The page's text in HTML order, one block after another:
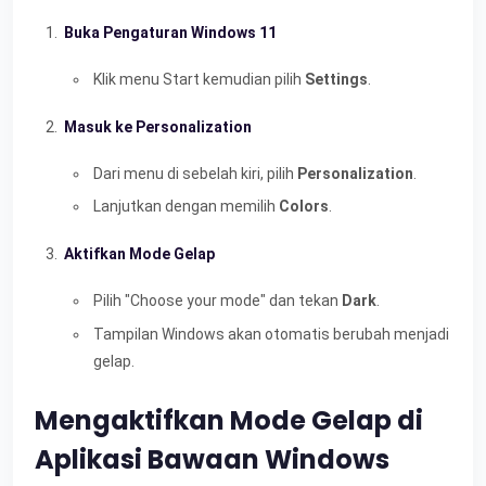
Buka Pengaturan Windows 11
Klik menu Start kemudian pilih Settings
Masuk ke Personalization
Dari menu di sebelah kiri, pilih Personalization
Lanjutkan dengan memilih Colors
Aktifkan Mode Gelap
Pilih "Choose your mode" dan tekan Dark
Tampilan Windows akan otomatis berubah menjadi
gelap.
Mengaktifkan Mode Gelap di
Aplikasi Bawaan Windows